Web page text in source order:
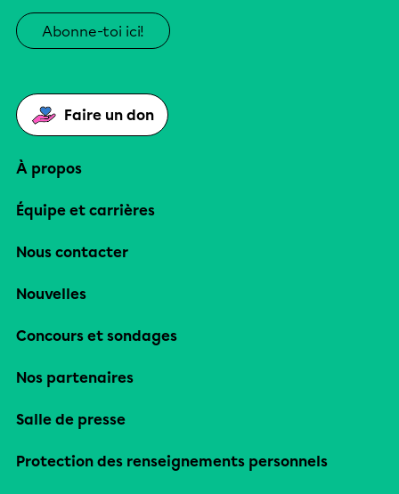
Abonne-toi ici!
Faire un don
À propos
Équipe et carrières
Nous contacter
Nouvelles
Concours et sondages
Nos partenaires
Salle de presse
Protection des renseignements personnels